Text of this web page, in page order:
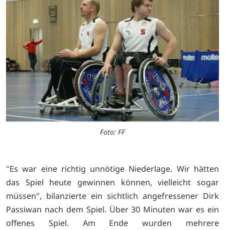
Foto: FF
"Es war eine richtig unnötige Niederlage. Wir hätten
das Spiel heute gewinnen können, vielleicht sogar
müssen", bilanzierte ein sichtlich angefressener Dirk
Passiwan nach dem Spiel. Über 30 Minuten war es ein
offenes Spiel. Am Ende wurden mehrere